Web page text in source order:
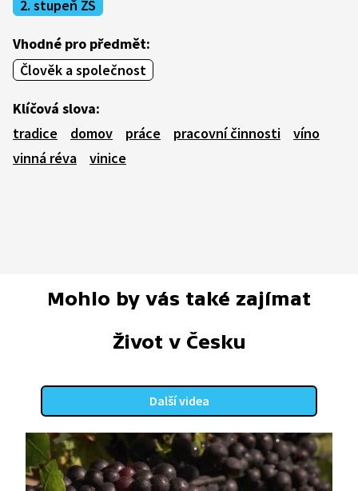
2. stupeň ZŠ
Vhodné pro předmět:
Člověk a společnost
Klíčová slova:
tradice
domov práce pracovní činnosti
víno
vinná réva
vinice
Mohlo by vás také zajímat
Život v Česku
Další videa